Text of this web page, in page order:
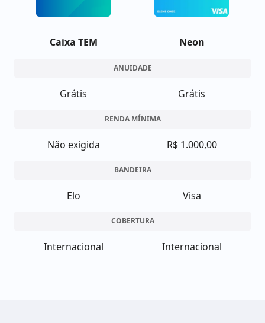
Caixa TEM Neon
ANUIDADE
Grátis Grátis
RENDA MÍNIMA
Não exigida R$ 1.000,00
BANDEIRA
Elo Visa
COBERTURA
Internacional Internacional